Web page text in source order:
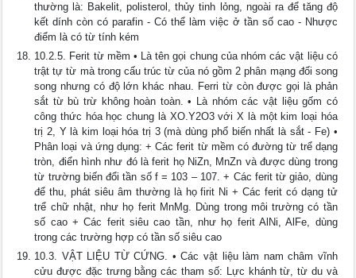
thường là: Bakelit, polisterol, thủy tinh lỏng, ngoài ra để tăng độ
kết dính còn có parafin - Có thể làm việc ở tần số cao - Nhược
điểm là có từ tính kém
10.2.5. Ferit từ mềm • Là tên gọi chung của nhóm các vật liệu có
trật tự từ mà trong cấu trúc từ của nó gồm 2 phân mạng đối song
song nhưng có độ lớn khác nhau. Ferri từ còn được gọi là phản
sắt từ bù trừ không hoàn toàn. • Là nhóm các vật liệu gốm có
công thức hóa học chung là XO.Y2O3 với X là một kim loại hóa
trị 2, Y là kim loại hóa trị 3 (mà dùng phổ biến nhất là sắt - Fe) •
Phân loại và ứng dụng: + Các ferit từ mềm có đường từ trể dạng
tròn, điển hình như đó là ferit họ NiZn, MnZn và được dùng trong
từ trường biến đổi tần số f = 103 – 107. + Các ferit từ giảo, dùng
để thu, phát siêu âm thường là họ firit Ni + Các ferit có dạng tử
trể chữ nhật, như họ ferit MnMg. Dùng trong môi trường có tần
số cao + Các ferit siêu cao tần, như họ ferit AlNi, AlFe, dùng
trong các trường hợp có tần số siêu cao
10.3. VẬT LIỆU TỪ CỨNG. • Các vật liệu làm nam châm vĩnh
cửu được đặc trưng bằng các tham số: Lực khánh từ, từ du và